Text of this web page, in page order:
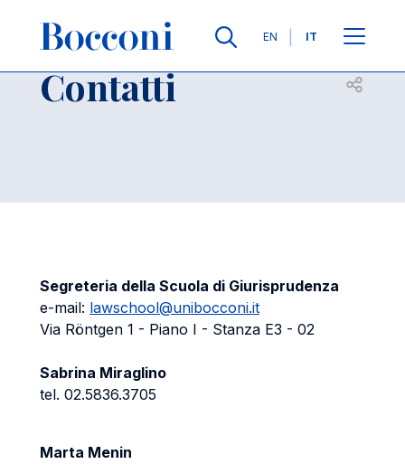
Lingue
EN IT
Briciole di pane
Contatti Apri
Segreteria della Scuola di Giurisprudenza
e-mail: lawschool@unibocconi.it
Via Röntgen 1 - Piano I - Stanza E3 - 02
Sabrina Miraglino
tel. 02.5836.3705
Marta Menin